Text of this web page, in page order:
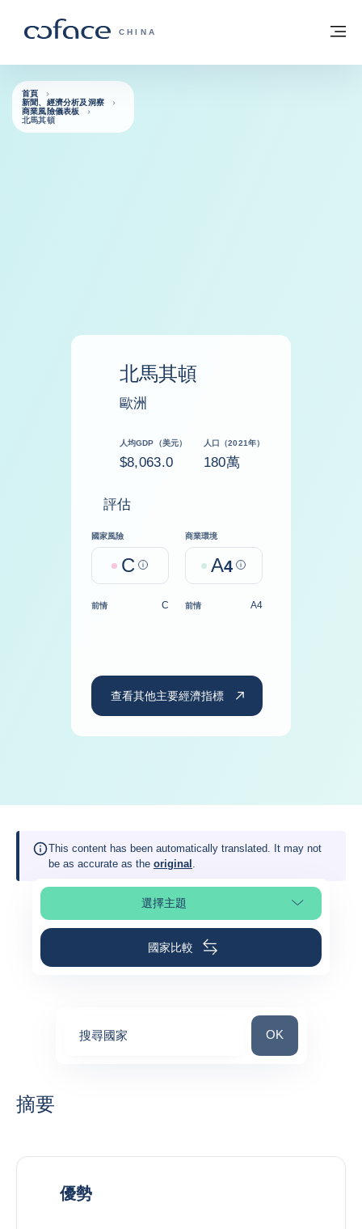
科法斯：攜手共創安全貿易 - 首頁
CHINA
返回首頁
首頁
新聞、經濟分析及洞察
商業風險儀表板
北馬其頓
北馬其頓
歐洲
人均GDP（美元）
$8,063.0
人口（2021年）
180萬
評估
國家風險
C Help
商業環境
A4 Help
前情 C 前情 A4
查看其他主要經濟指標
This content has been automatically translated. It may not
be as accurate as the original .
選擇主題選擇頁面段落
國家比較
搜尋國家 搜尋國家
OK
摘要
優勢